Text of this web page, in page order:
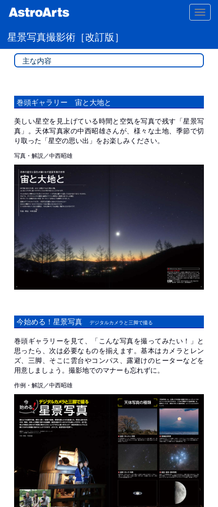
星景写真撮影術［改訂版］
主な内容
巻頭ギャラリー 宙と大地と
美しい星空を見上げている時間と空気を写真で残す「星景写
真」。天体写真家の中西昭雄さんが、様々な土地、季節で切
り取った「星空の思い出」をお楽しみください。
写真・解説／中西昭雄
今始める！星景写真 デジタルカメラと三脚で撮る
巻頭ギャラリーを見て、「こんな写真を撮ってみたい！」と
思ったら、次は必要なものを揃えます。基本はカメラとレン
ズ、三脚、そこに雲台やコンパス、露避けのヒーターなどを
用意しましょう。撮影地でのマナーも忘れずに。
作例・解説／中西昭雄